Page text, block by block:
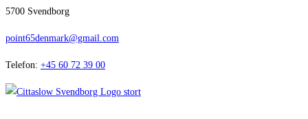
5700 Svendborg
point65denmark@gmail.com
Telefon: +45 60 72 39 00